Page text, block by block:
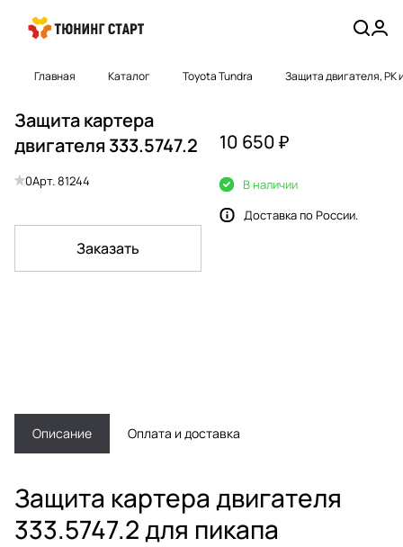
Главная Каталог Toyota Tundra Защита двигателя, РК
Защита картера
двигателя 333.5747.2
0Арт.81244
Заказать
10 650 ₽
В наличии
Доставка по России.
Описание Оплата и доставка
Защита картера двигателя
333.5747.2 для пикапа